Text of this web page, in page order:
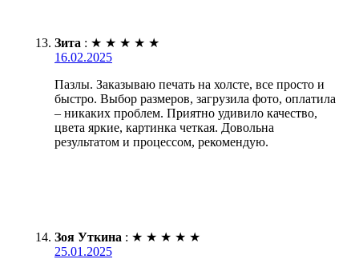
Зита : ★ ★ ★ ★ ★
16.02.2025
Пазлы. Заказываю печать на холсте, все просто и
быстро. Выбор размеров, загрузила фото, оплатила
– никаких проблем. Приятно удивило качество,
цвета яркие, картинка четкая. Довольна
результатом и процессом, рекомендую.
Зоя Уткина : ★ ★ ★ ★ ★
25.01.2025